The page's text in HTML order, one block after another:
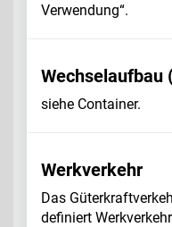
Verwendung“.
Wechselaufbau
siehe Container.
Werkverkehr
Das
definiert